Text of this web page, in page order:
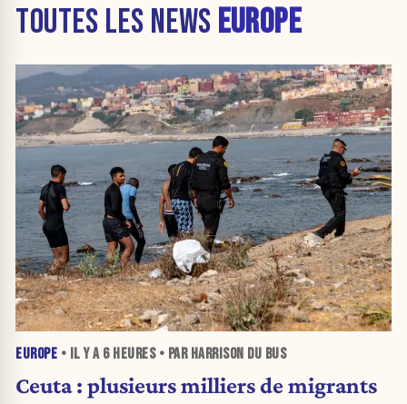
TOUTES LES NEWS EUROPE
EUROPE • IL Y A 6 HEURES• PAR HARRISON DU BUS
Ceuta : plusieurs milliers de migrants